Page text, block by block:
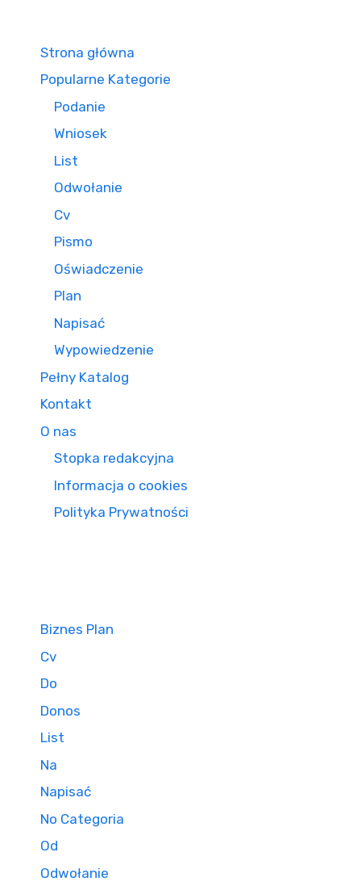
Strona główna
Popularne Kategorie
Podanie
Wniosek
List
Odwołanie
Cv
Pismo
Oświadczenie
Plan
Napisać
Wypowiedzenie
Pełny Katalog
Kontakt
O nas
Stopka redakcyjna
Informacja o cookies
Polityka Prywatności
Biznes Plan
Cv
Do
Donos
List
Na
Napisać
No Categoria
Od
Odwołanie